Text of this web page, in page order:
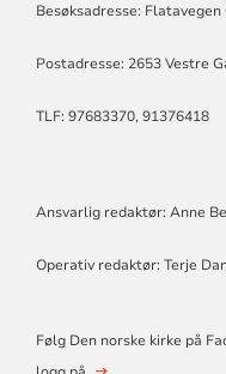
Besøksadresse: Flatavegen
Postadresse: 2653 Vestre
TLF: 97683370, 91376418
Ansvarlig redaktør: Anne
Operativ redaktør: Terje
Følg Den norske kirke på